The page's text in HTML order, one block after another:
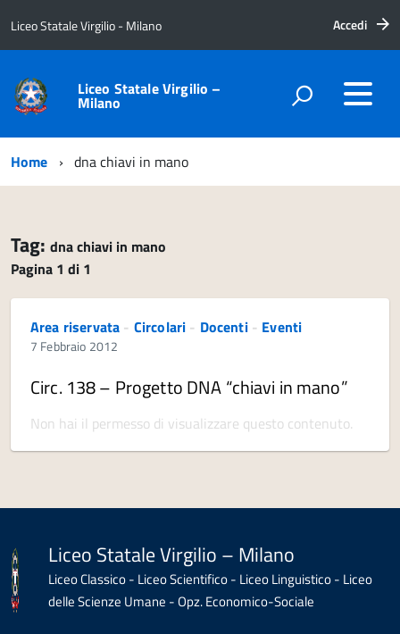
Liceo Statale Virgilio - Milano Accedi
Liceo Statale Virgilio –
Milano
Home dna chiavi in mano
Tag: dna chiavi in mano
Pagina 1 di 1
Area riservata - Circolari - Docenti- Eventi
7 Febbraio 2012
Circ. 138 – Progetto DNA “chiavi in mano”
Non hai il permesso di visualizzare questo contenuto.
Liceo Statale Virgilio – Milano
Liceo Classico - Liceo Scientifico - Liceo Linguistico - Liceo
delle Scienze Umane - Opz. Economico-Sociale